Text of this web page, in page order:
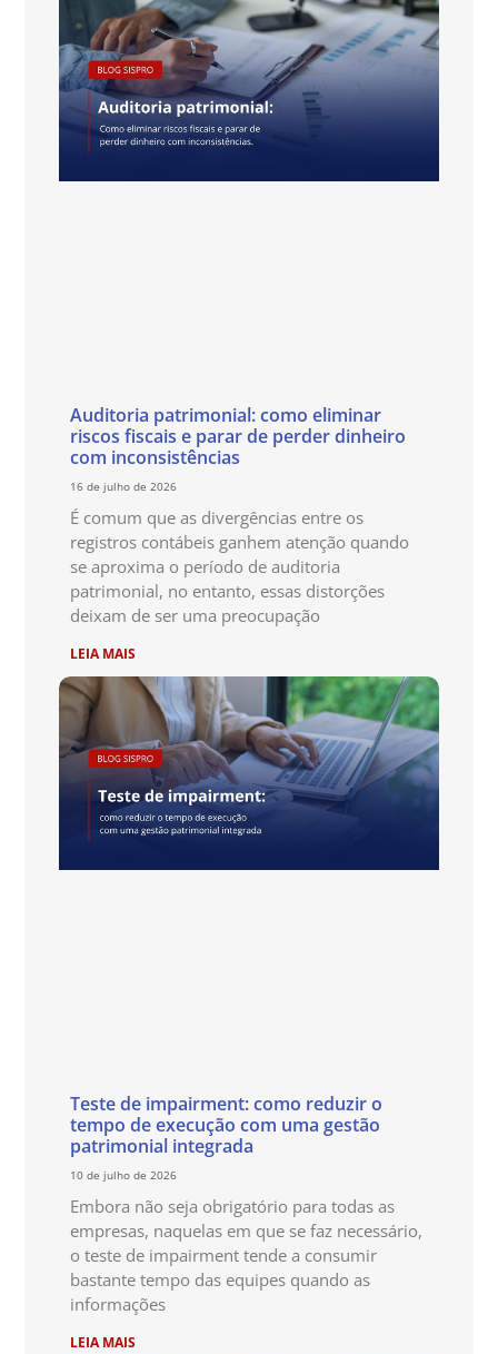
Auditoria patrimonial: como eliminar
riscos fiscais e parar de perder dinheiro
com inconsistências
16 de julho de 2026
É comum que as divergências entre os
registros contábeis ganhem atenção quando
se aproxima o período de auditoria
patrimonial, no entanto, essas distorções
deixam de ser uma preocupação
LEIA MAIS
Teste de impairment: como reduzir o
tempo de execução com uma gestão
patrimonial integrada
10 de julho de 2026
Embora não seja obrigatório para todas as
empresas, naquelas em que se faz necessário,
o teste de impairment tende a consumir
bastante tempo das equipes quando as
informações
LEIA MAIS